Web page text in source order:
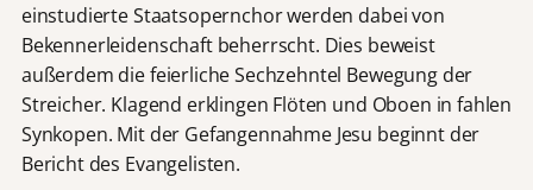
einstudierte Staatsopernchor werden dabei von
Bekennerleidenschaft beherrscht. Dies beweist
außerdem die feierliche Sechzehntel Bewegung der
Streicher. Klagend erklingen Flöten und Oboen in fahlen
Synkopen. Mit der Gefangennahme Jesu beginnt der
Bericht des Evangelisten.